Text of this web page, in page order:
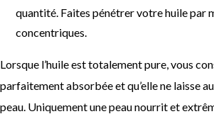
quantité. Faites pénétrer votre huile par
concentriques.
Lorsque l’huile est totalement pure, vous
parfaitement absorbée et qu’elle ne laisse
peau. Uniquement une peau nourrit et